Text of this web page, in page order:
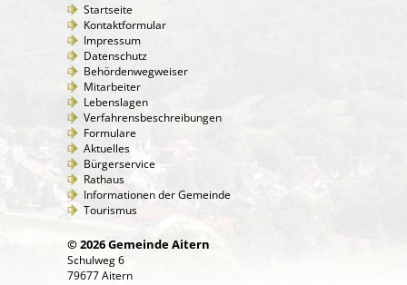
Startseite
Kontaktformular
Impressum
Datenschutz
Behördenwegweiser
Mitarbeiter
Lebenslagen
Verfahrensbeschreibungen
Formulare
Aktuelles
Bürgerservice
Rathaus
Informationen der Gemeinde
Tourismus
© 2026 Gemeinde Aitern
Schulweg 6
79677 Aitern